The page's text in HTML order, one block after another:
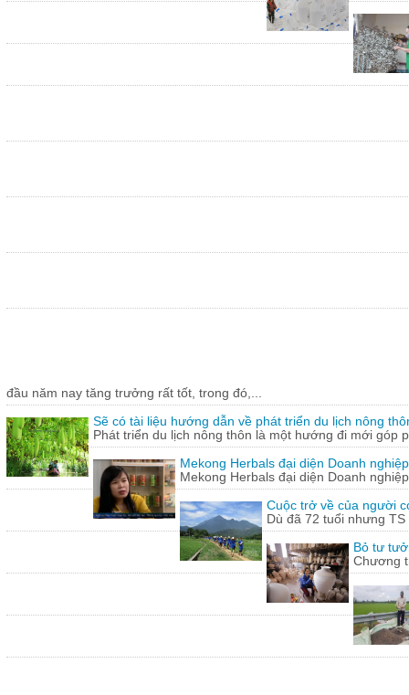
đầu năm nay tăng trưởng rất tốt, trong đó,...
Sẽ có tài liệu hướng dẫn về phát triển du lịch nông
Phát triển du lịch nông thôn là một hướng đi mới góp
Mekong Herbals đại diện Doanh
Mekong Herbals đại diện Doanh
Cuộc trở về của người
Dù đã 72 tuổi nhưng
Bỏ tư
Chương